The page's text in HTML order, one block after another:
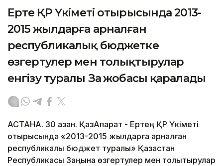
Ертең ҚР Үкіметі отырысында 2013-
2015 жылдарға арналған
республикалық бюджетке
өзгертулер мен толықтырулар
енгізу туралы Заң жобасы қаралады
АСТАНА. 30 қазан. ҚазАқпарат - Ертең ҚР Үкіметі
отырысында «2013-2015 жылдарға арналған
республикалық бюджет туралы» Қазақстан
Республикасы Заңына өзгертулер мен толықтырулар